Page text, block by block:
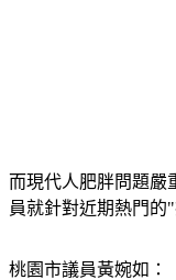
而現代人肥胖問題嚴
員就針對近期熱門的
桃園市議員黃婉如：